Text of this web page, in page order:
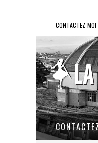
CONTACTEZ-MOI